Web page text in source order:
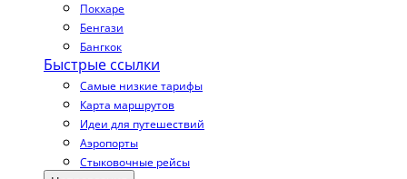
Покхаре
Бенгази
Бангкок
Быстрые ссылки
Самые низкие тарифы
Карта маршрутов
Идеи для путешествий
Аэропорты
Стыковочные рейсы